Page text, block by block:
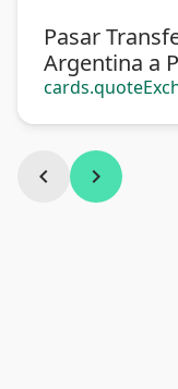
Pasar
Argentina a
Venezuela
chevron_left chevron_right